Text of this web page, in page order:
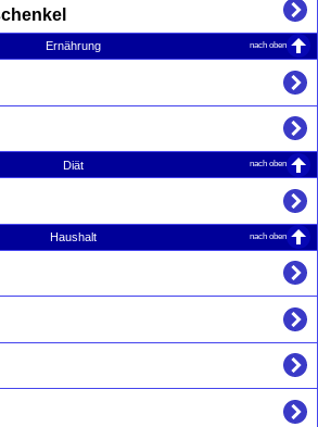
Ernährung nach oben
Diät nach oben
Haushalt nach oben